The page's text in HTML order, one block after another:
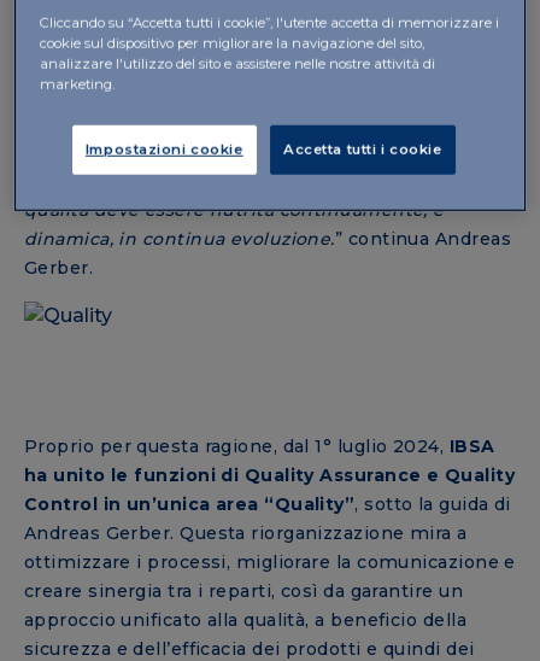
UNA QUALITÀ “GLOBALE”
Questa prospettiva orientata al miglioramento
continuo è ben visibile nell’impegno di IBSA a
adottare tecnologie e metodologie innovative,
sempre con uno sguardo al futuro.“È cruciale
pensare già oggi a come sarà il domani, perché
qualità deve essere nutrita continuamente, è
dinamica, in continua evoluzione.” continua Andreas
Gerber.
Proprio per questa ragione, dal 1° luglio 2024, IBSA
ha unito le funzioni di Quality Assurance e Quality
Control in un’unica area “Quality”, sotto la guida di
Andreas Gerber. Questa riorganizzazione mira a
ottimizzare i processi, migliorare la comunicazione e
creare sinergia tra i reparti, così da garantire un
approccio unificato alla qualità, a beneficio della
sicurezza e dell’efficacia dei prodotti e quindi dei
Cliccando su “Accetta tutti i cookie”, l'utente accetta di memorizzare i
cookie sul dispositivo per migliorare la navigazione del sito,
analizzare l'utilizzo del sito e assistere nelle nostre attività di
marketing.
Impostazioni cookie Accetta tutti i cookie